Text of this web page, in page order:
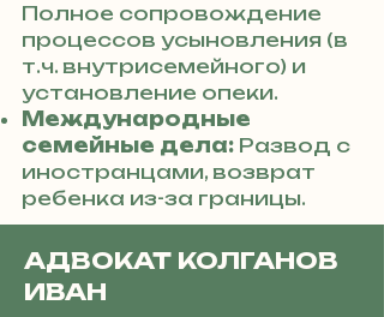
Полное сопровождение
процессов усыновления (в
т.ч. внутрисемейного) и
установление опеки.
Международные
семейные дела: Развод с
иностранцами, возврат
ребенка из-за границы.
АДВОКАТ КОЛГАНОВ
ИВАН